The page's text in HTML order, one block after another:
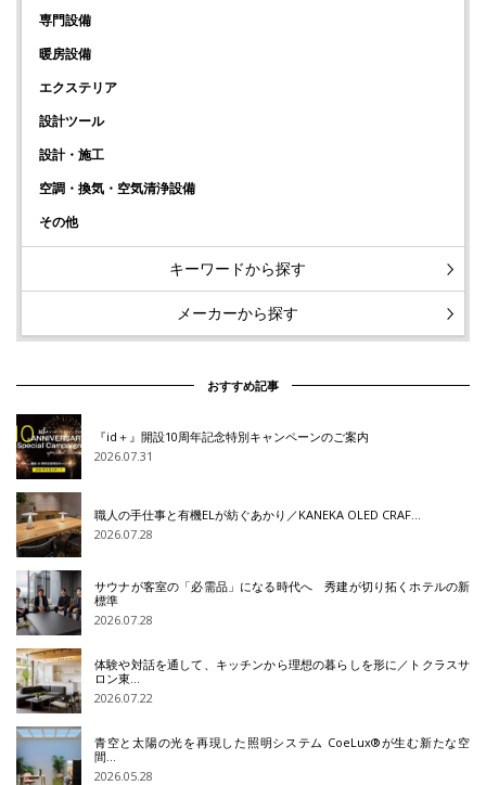
専門設備
暖房設備
エクステリア
設計ツール
設計・施工
空調・換気・空気清浄設備
その他
キーワードから探す
メーカーから探す
おすすめ記事
『id＋』開設10周年記念特別キャンペーンのご案内
2026.07.31
職人の手仕事と有機ELが紡ぐあかり／KANEKA OLED CRAF…
2026.07.28
サウナが客室の「必需品」になる時代へ 秀建が切り拓くホテルの新
標準
2026.07.28
体験や対話を通して、キッチンから理想の暮らしを形に／トクラスサ
ロン東…
2026.07.22
青空と太陽の光を再現した照明システム CoeLux®が生む新たな空
間…
2026.05.28